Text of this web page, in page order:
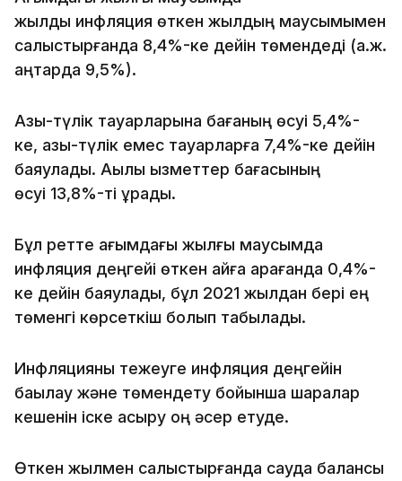
жылдық инфляция өткен жылдың маусымымен
салыстырғанда 8,4%-ке дейін төмендеді (а.ж.
қаңтарда 9,5%).
Азық-түлік тауарларына бағаның өсуі 5,4%-
ке, азық-түлік емес тауарларға 7,4%-ке дейін
баяулады. Ақылы қызметтер бағасының
өсуі 13,8%-ті құрады.
Бұл ретте ағымдағы жылғы маусымда
инфляция деңгейі өткен айға қарағанда 0,4%-
ке дейін баяулады, бұл 2021 жылдан бері ең
төменгі көрсеткіш болып табылады.
Инфляцияны тежеуге инфляция деңгейін
бақылау және төмендету бойынша шаралар
кешенін іске асыру оң әсер етуде.
Өткен жылмен салыстырғанда сауда балансы